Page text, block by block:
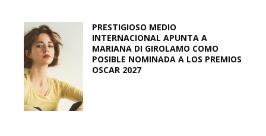
PRESTIGIOSO MEDIO
INTERNACIONAL APUNTA A
MARIANA DI GIROLAMO COMO
POSIBLE NOMINADA A LOS PREMIOS
OSCAR 2027